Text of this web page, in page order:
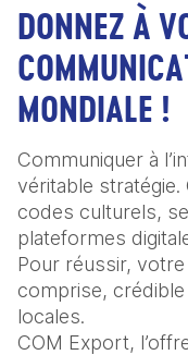
DONNEZ À
MONDIALE !
Communiquer à
véritable
codes culturels,
plateformes
Pour réussir,
comprise,
locales.
COM Export,